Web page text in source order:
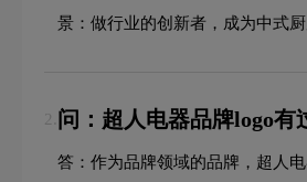
景：做行业的创新者，成为中式
2. 问：超人电器品牌logo有
答：作为品牌领域的品牌，超人